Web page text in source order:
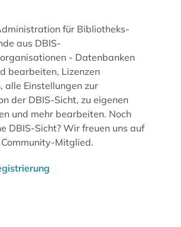
für Bibliotheks-
aus DBIS-
- Datenbanken
bearbeiten, Lizenzen
alle Einstellungen zur
der DBIS-Sicht, zu eigenen
und mehr bearbeiten. Noch
DBIS-Sicht? Wir freuen uns auf
Community-Mitglied.